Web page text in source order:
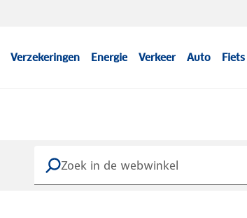
Verzekeringen Energie Verkeer Auto Fiets